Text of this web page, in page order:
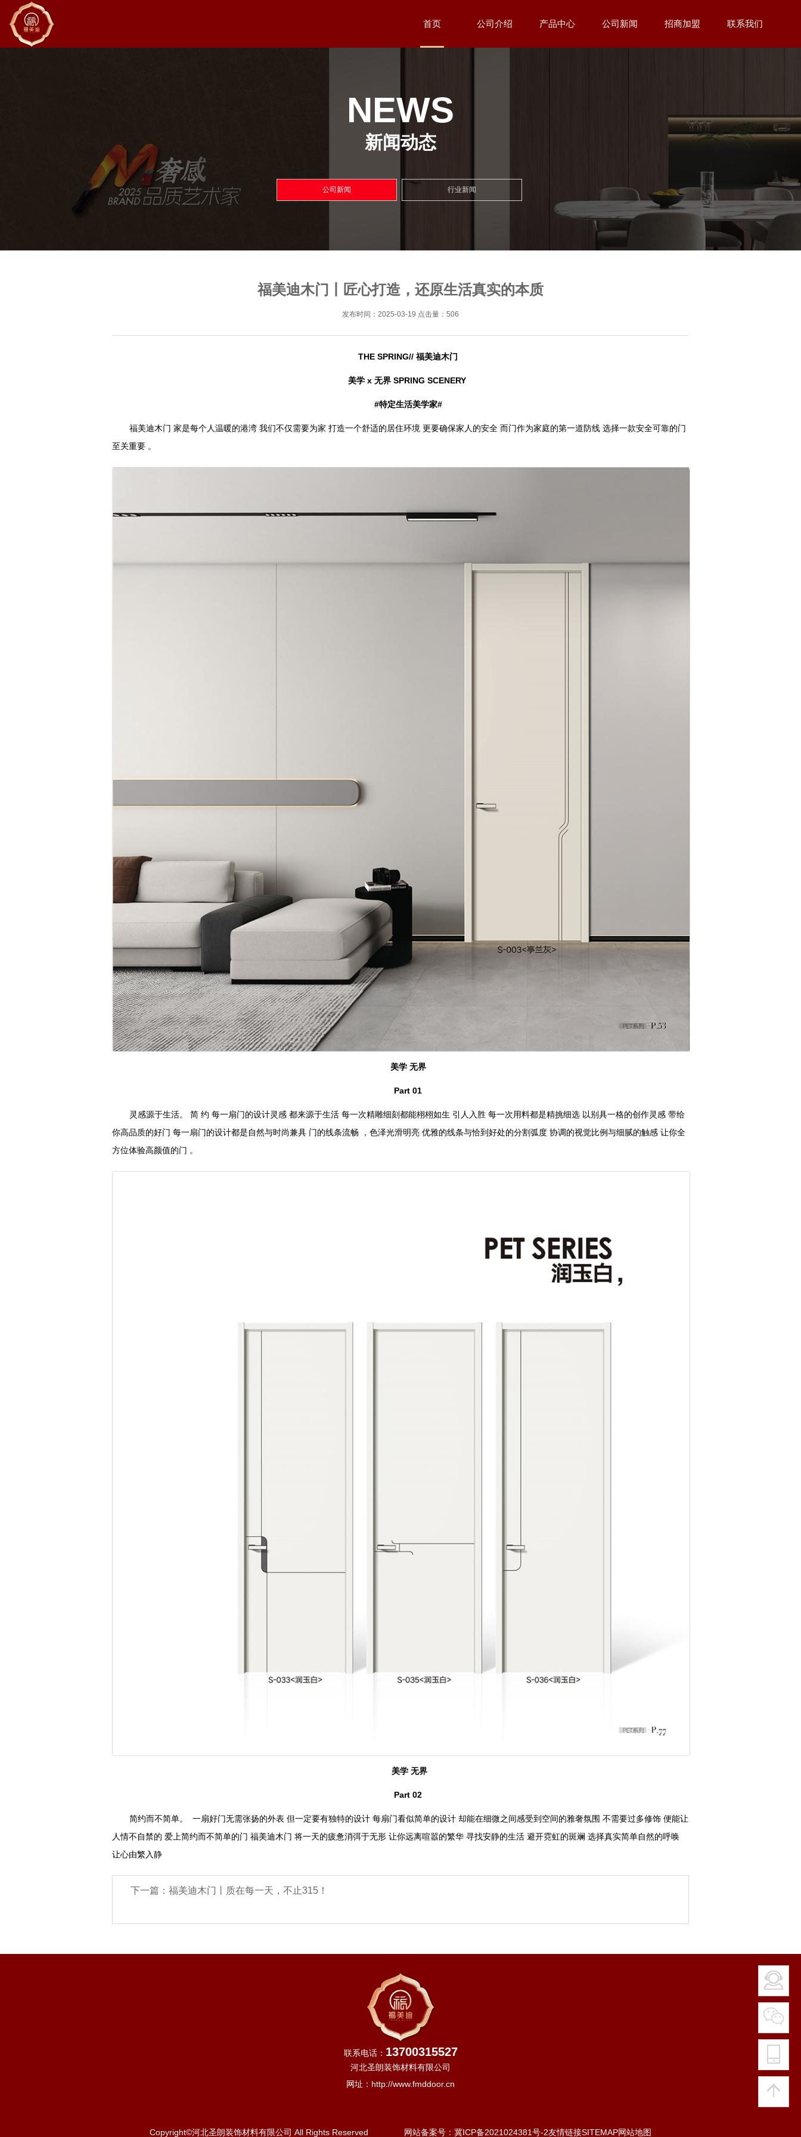
首页 公司介绍 产品中心 公司新闻 招商加盟 联系我们
NEWS
新闻动态
公司新闻 行业新闻
福美迪木门丨匠心打造，还原生活真实的本质
发布时间：2025-03-19 点击量：506
THE SPRING// 福美迪木门
美学 x 无界 SPRING SCENERY
#特定生活美学家#
福美迪木门 家是每个人温暖的港湾 我们不仅需要为家 打造一个舒适的居住环境 更要确保家人的安全 而门作为家庭的第一道防线 选择一款安全可靠的门
至关重要 。
美学 无界
Part 01
灵感源于生活。 简 约 每一扇门的设计灵感 都来源于生活 每一次精雕细刻都能栩栩如生 引人入胜 每一次用料都是精挑细选 以别具一格的创作灵感 带给
你高品质的好门 每一扇门的设计都是自然与时尚兼具 门的线条流畅 ，色泽光滑明亮 优雅的线条与恰到好处的分割弧度 协调的视觉比例与细腻的触感 让你全
方位体验高颜值的门 。
美学 无界
Part 02
简约而不简单。 一扇好门无需张扬的外表 但一定要有独特的设计 每扇门看似简单的设计 却能在细微之间感受到空间的雅奢氛围 不需要过多修饰 便能让
人情不自禁的 爱上简约而不简单的门 福美迪木门 将一天的疲惫消弭于无形 让你远离喧嚣的繁华 寻找安静的生活 避开霓虹的斑斓 选择真实简单自然的呼唤
让心由繁入静
下一篇：福美迪木门丨质在每一天，不止315！
联系电话： 13700315527
河北圣朗装饰材料有限公司
网址： http://www.fmddoor.cn
Copyright©河北圣朗装饰材料有限公司 All Rights Reserved 网站备案号： 冀ICP备2021024381号-2友情链接SITEMAP网站地图